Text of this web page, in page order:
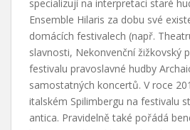
specializují na interpretaci staré
Ensemble Hilaris za dobu své
domácích festivalech (např.
slavnosti, Nekonvenční žižkovský
festivalu pravoslavné hudby
samostatných koncertů. V roce
italském Spilimbergu na festivalu
antica. Pravidelně také pořádá